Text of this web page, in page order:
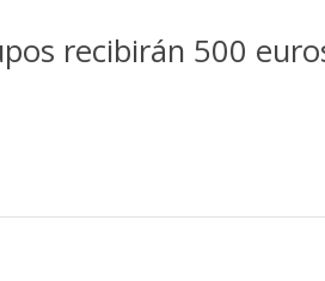
recibirán 500